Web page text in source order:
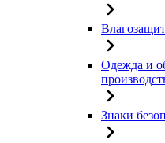
Одежда и
Знаки